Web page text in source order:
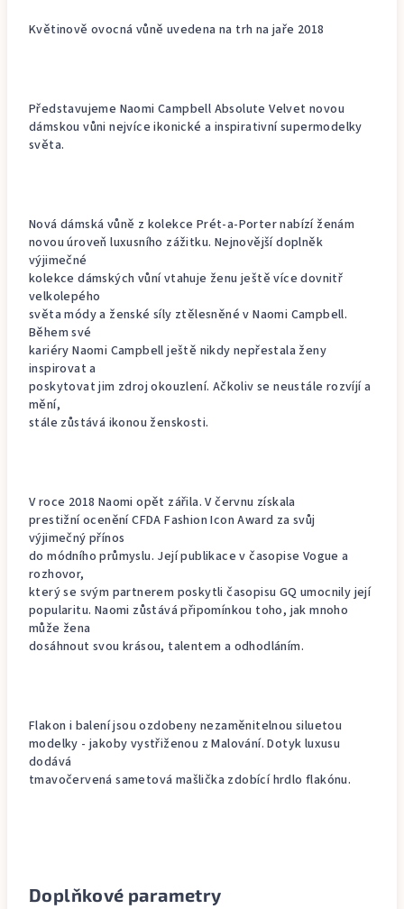
Květinově ovocná vůně uvedena na trh na jaře 2018
Představujeme Naomi Campbell Absolute Velvet novou
dámskou vůni nejvíce ikonické a inspirativní supermodelky
světa.
Nová dámská vůně z kolekce Prét-a-Porter nabízí ženám
novou úroveň luxusního zážitku. Nejnovější doplněk
výjimečné
kolekce dámských vůní vtahuje ženu ještě více dovnitř
velkolepého
světa módy a ženské síly ztělesněné v Naomi Campbell.
Během své
kariéry Naomi Campbell ještě nikdy nepřestala ženy
inspirovat a
poskytovat jim zdroj okouzlení. Ačkoliv se neustále rozvíjí a
mění,
stále zůstává ikonou ženskosti.
V roce 2018 Naomi opět zářila. V červnu získala
prestižní ocenění CFDA Fashion Icon Award za svůj
výjimečný přínos
do módního průmyslu. Její publikace v časopise Vogue a
rozhovor,
který se svým partnerem poskytli časopisu GQ umocnily její
popularitu. Naomi zůstává připomínkou toho, jak mnoho
může žena
dosáhnout svou krásou, talentem a odhodláním.
Flakon i balení jsou ozdobeny nezaměnitelnou siluetou
modelky - jakoby vystřiženou z Malování. Dotyk luxusu
dodává
tmavočervená sametová mašlička zdobící hrdlo flakónu.
Doplňkové parametry